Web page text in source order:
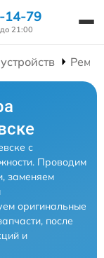
14-79
21:00
с
Проводим
заменяем
оригинальные
после
и